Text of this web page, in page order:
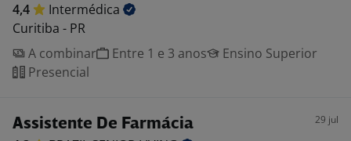
4,4
Intermédica
Curitiba - PR
A combinar
Entre 1 e 3 anos
Ensino Superior
Presencial
Assistente De Farmácia 29 jul